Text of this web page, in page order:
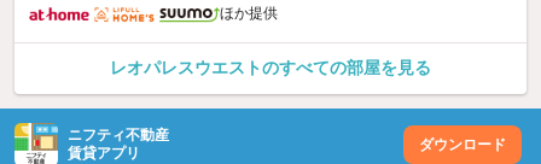
ほか提供
レオパレスウエストのすべての部屋を見る
ニフティ不動産
賃貸アプリ
ダウンロード